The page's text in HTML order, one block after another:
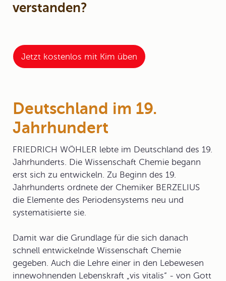
verstanden?
Jetzt kostenlos mit Kim üben
Deutschland im 19.
Jahrhundert
FRIEDRICH WÖHLER lebte im Deutschland des 19.
Jahrhunderts. Die Wissenschaft Chemie begann
erst sich zu entwickeln. Zu Beginn des 19.
Jahrhunderts ordnete der Chemiker BERZELIUS
die Elemente des Periodensystems neu und
systematisierte sie.
Damit war die Grundlage für die sich danach
schnell entwickelnde Wissenschaft Chemie
gegeben. Auch die Lehre einer in den Lebewesen
innewohnenden Lebenskraft „vis vitalis“ - von Gott